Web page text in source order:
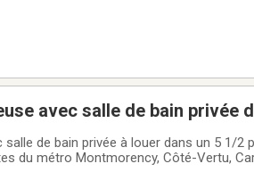
avec salle de bain privée
de bain privée à louer dans un 5 1/2
du métro Montmorency, Côté-Vertu,